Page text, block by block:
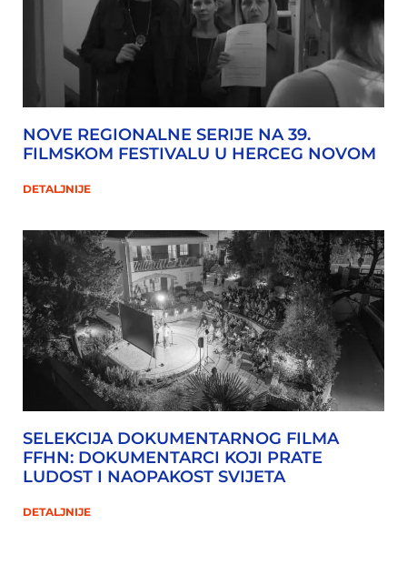
NOVE REGIONALNE SERIJE NA 39.
FILMSKOM FESTIVALU U HERCEG NOVOM
DETALJNIJE
SELEKCIJA DOKUMENTARNOG FILMA
FFHN: DOKUMENTARCI KOJI PRATE
LUDOST I NAOPAKOST SVIJETA
DETALJNIJE